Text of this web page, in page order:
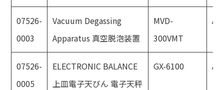
07526-
0003
Vacuum Degassing
Apparatus 真空脱泡装置
MVD-
300VMT
07526-
0005
ELECTRONIC BALANCE
上皿電子天びん 電子天秤
GX-6100 A